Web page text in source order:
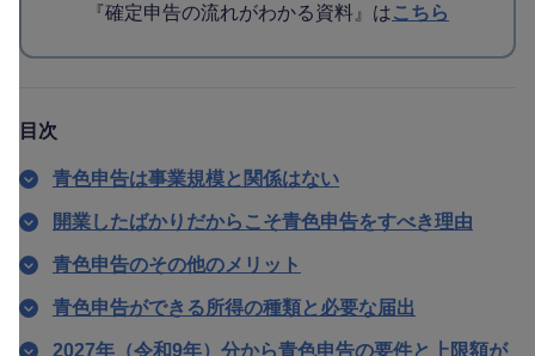
『確定申告の流れがわかる資料』はこちら
目次
青色申告は事業規模と関係はない
開業したばかりだからこそ青色申告をすべき理由
青色申告のその他のメリット
青色申告ができる所得の種類と必要な届出
2027年（令和9年）分から青色申告の要件と上限額が